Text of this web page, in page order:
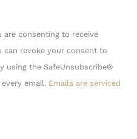
consenting to receive
can revoke your consent to
using the SafeUnsubscribe®
email. Emails are serviced